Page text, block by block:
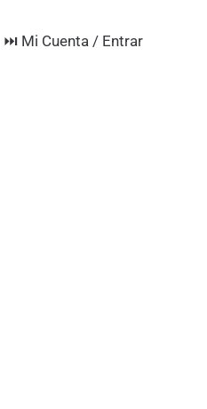
⏭️ Mi Cuenta / Entrar